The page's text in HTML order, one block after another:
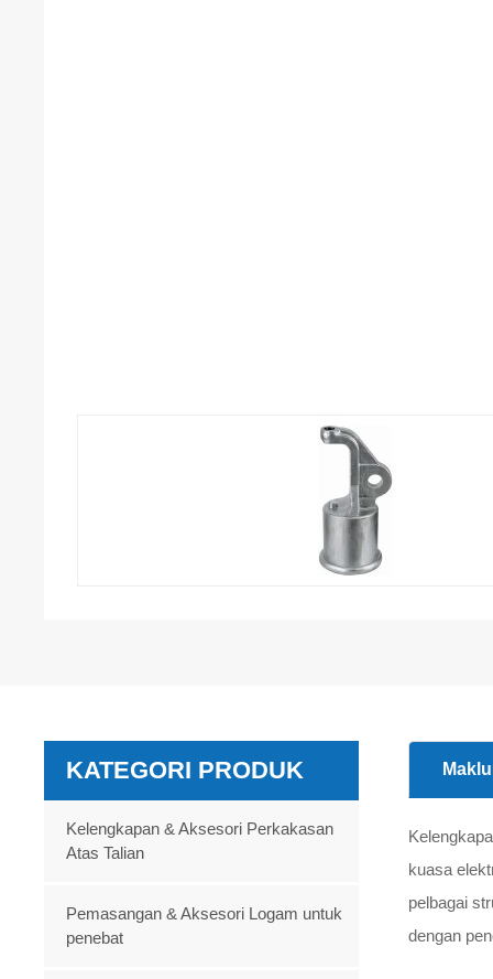
kuasa
pelbagai
dengan
KATEGORI PRODUK
Kelengkapan & Aksesori Perkakasan
Atas Talian
Pemasangan & Aksesori Logam untuk
penebat